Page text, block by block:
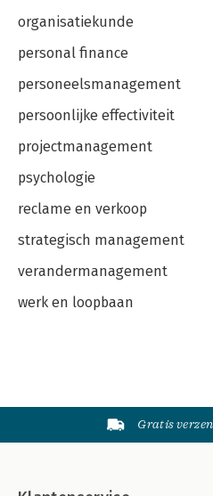
organisatiekunde
personal finance
personeelsmanagement
persoonlijke effectiviteit
projectmanagement
psychologie
reclame en verkoop
strategisch management
verandermanagement
werk en loopbaan
Gratis